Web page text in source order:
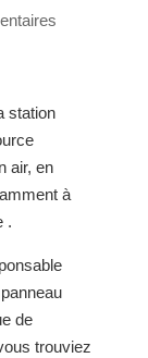
station
air, en
à
.
de
trouviez